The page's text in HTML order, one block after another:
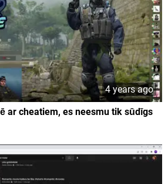
4 years ago
ar cheatiem, es neesmu tik sūdīgs